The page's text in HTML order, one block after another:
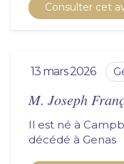
Consulter cet
13 mars 2026
M. Joseph
Il est né à
décédé à
genas